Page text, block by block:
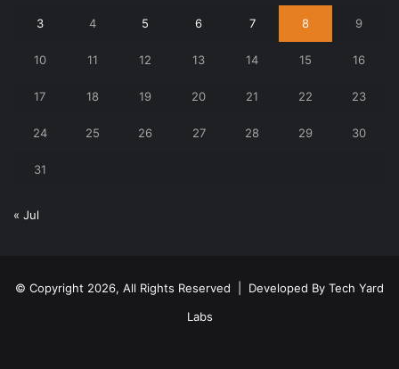
3 4 5 6 7 8 9
10 11 12 13 14 15 16
17 18 19 20 21 22 23
24 25 26 27 28 29 30
31
« Jul
© Copyright 2026, All Rights Reserved | Developed By Tech Yard
Labs